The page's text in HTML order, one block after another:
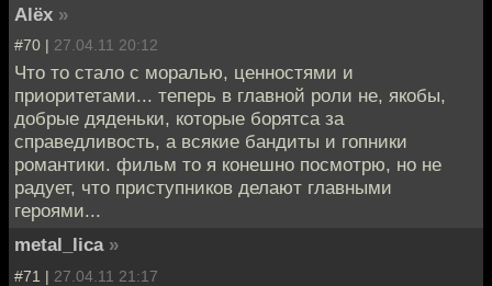
Alёx »
#70 | 27.04.11 20:12
Что то стало с моралью, ценностями и
приоритетами... теперь в главной роли не, якобы,
добрые дяденьки, которые борятса за
справедливость, а всякие бандиты и гопники
романтики. фильм то я конешно посмотрю, но не
радует, что приступников делают главными
героями...
metal_lica »
#71 | 27.04.11 21:17